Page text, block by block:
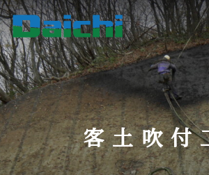
コ
ン
テ
ン
ツ
へ
ス
キ
ッ
客土吹付